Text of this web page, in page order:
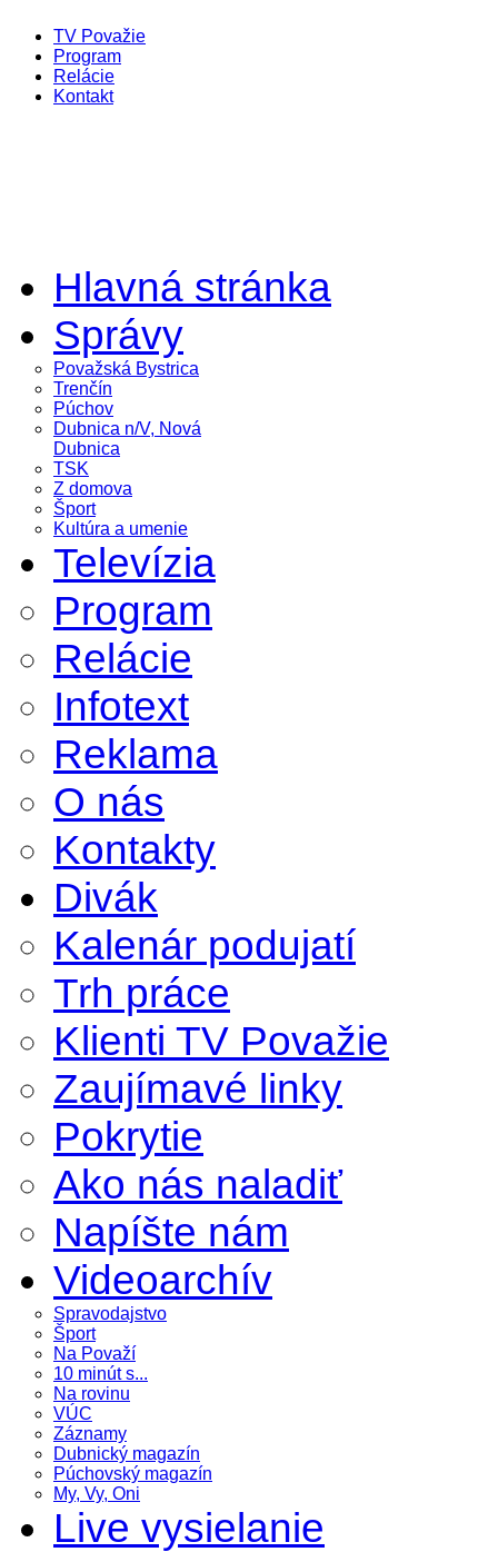
TV Považie
Program
Relácie
Kontakt
Hlavná stránka
Správy
Považská Bystrica
Trenčín
Púchov
Dubnica n/V, Nová
Dubnica
TSK
Z domova
Šport
Kultúra a umenie
Televízia
Program
Relácie
Infotext
Reklama
O nás
Kontakty
Divák
Kalenár podujatí
Trh práce
Klienti TV Považie
Zaujímavé linky
Pokrytie
Ako nás naladiť
Napíšte nám
Videoarchív
Spravodajstvo
Šport
Na Považí
10 minút s...
Na rovinu
VÚC
Záznamy
Dubnický magazín
Púchovský magazín
My, Vy, Oni
Live vysielanie